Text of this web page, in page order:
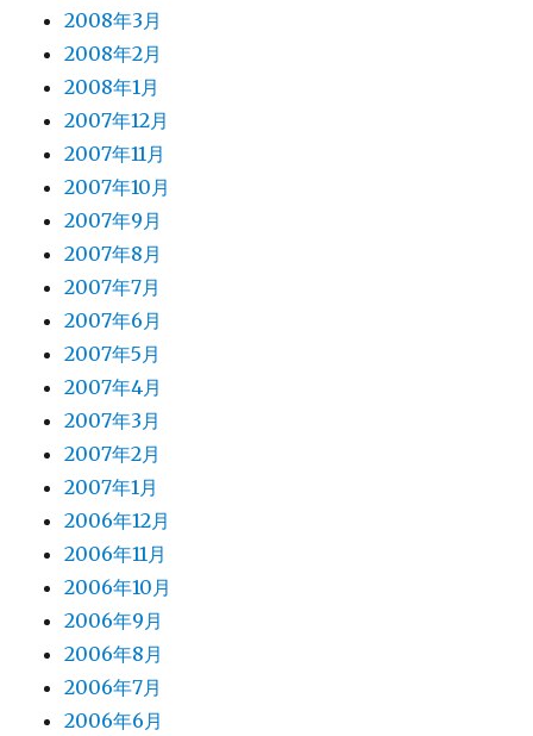
2008年3月
2008年2月
2008年1月
2007年12月
2007年11月
2007年10月
2007年9月
2007年8月
2007年7月
2007年6月
2007年5月
2007年4月
2007年3月
2007年2月
2007年1月
2006年12月
2006年11月
2006年10月
2006年9月
2006年8月
2006年7月
2006年6月